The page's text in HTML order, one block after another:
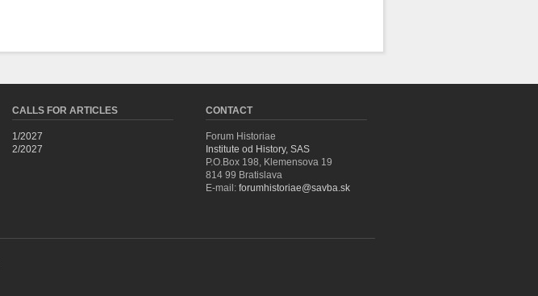
CALLS FOR ARTICLES
1/2027
2/2027
CONTACT
Forum Historiae
Institute od History, SAS
P.O.Box 198, Klemensova 19
814 99 Bratislava
E-mail: forumhistoriae@savba.sk